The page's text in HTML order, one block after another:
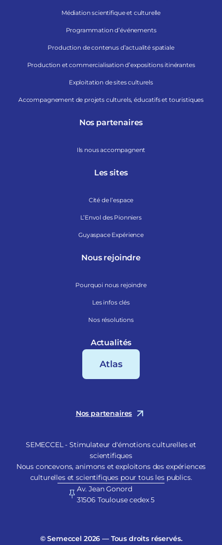
Médiation scientifique et culturelle
Programmation d’événements
Production de contenus d’actualité spatiale
Production et commercialisation d’expositions itinérantes
Exploitation de sites culturels
Accompagnement de projets culturels, éducatifs et touristiques
Nos partenaires
Ils nous accompagnent
Les sites
Cité de l’espace
L’Envol des Pionniers
Guyaspace Expérience
Nous rejoindre
Pourquoi nous rejoindre
Les infos clés
Nos résolutions
Actualités
Atlas
Nos partenaires
SEMECCEL - Stimulateur d'émotions culturelles et
scientifiques
Nous concevons, animons et exploitons des expériences
culturelles et scientifiques pour tous les publics.
Av. Jean Gonord
31506 Toulouse cedex 5
© Semeccel 2026 — Tous droits réservés.